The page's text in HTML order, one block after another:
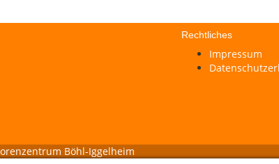
Rechtliches
Impressum
Böhl-Iggelheim